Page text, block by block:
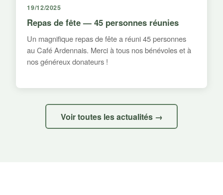
19/12/2025
Repas de fête — 45 personnes réunies
Un magnifique repas de fête a réuni 45 personnes
au Café Ardennais. Merci à tous nos bénévoles et à
nos généreux donateurs !
Voir toutes les actualités →